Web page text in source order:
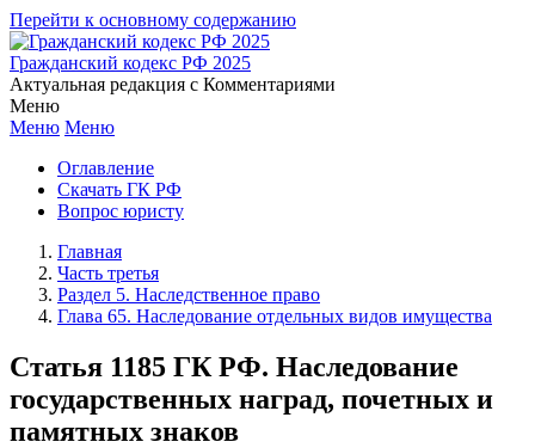
Перейти к основному содержанию
Гражданский кодекс РФ 2025
Актуальная редакция с Комментариями
Меню
Меню Меню
Оглавление
Скачать ГК РФ
Вопрос юристу
Главная
Часть третья
Раздел 5. Наследственное право
Глава 65. Наследование отдельных видов имущества
Статья 1185 ГК РФ. Наследование
государственных наград, почетных и
памятных знаков